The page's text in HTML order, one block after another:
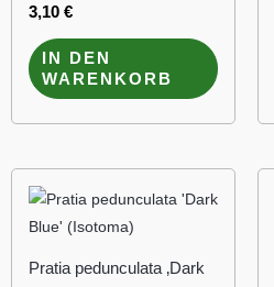
3,10 €
IN DEN
WARENKORB
Pratia pedunculata ‚Dark